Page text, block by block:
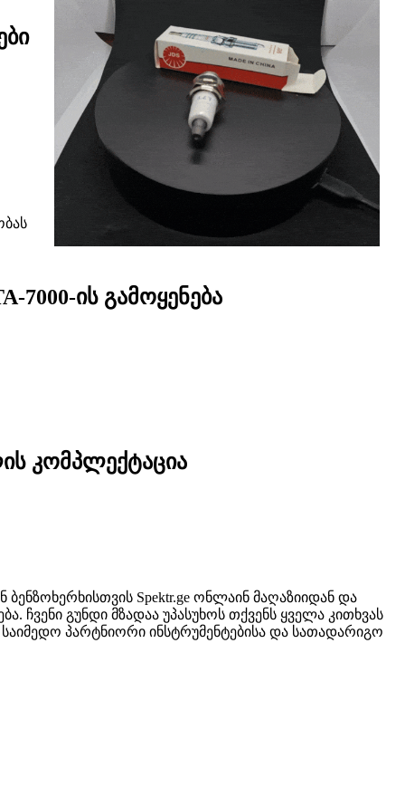
7000-ის გამოყენება
კომპლექტაცია
Spektr.ge ონლაინ მაღაზიიდან და
ჩვენი გუნდი მზადაა უპასუხოს თქვენს ყველა კითხვას
პარტნიორი ინსტრუმენტებისა და სათადარიგო